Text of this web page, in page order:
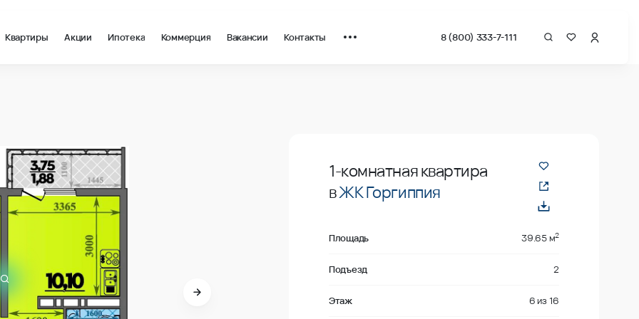
Квартиры Акции Ипотека Коммерция Вакансии Контакты 8 (800) 333-7-111
1-комнатная квартира
вЖК Горгиппия
Площадь 39.65 м2
Подъезд 2
Этаж 6 из 16